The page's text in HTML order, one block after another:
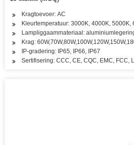
Kragtoevoer: AC
Kleurtemperatuur: 3000K, 4000K, 5000K,
Lampliggaammateriaal:
Krag:
IP-gradering: IP65, IP66, IP67
Sertifisering: CCC, CE, CQC, EMC, FCC,